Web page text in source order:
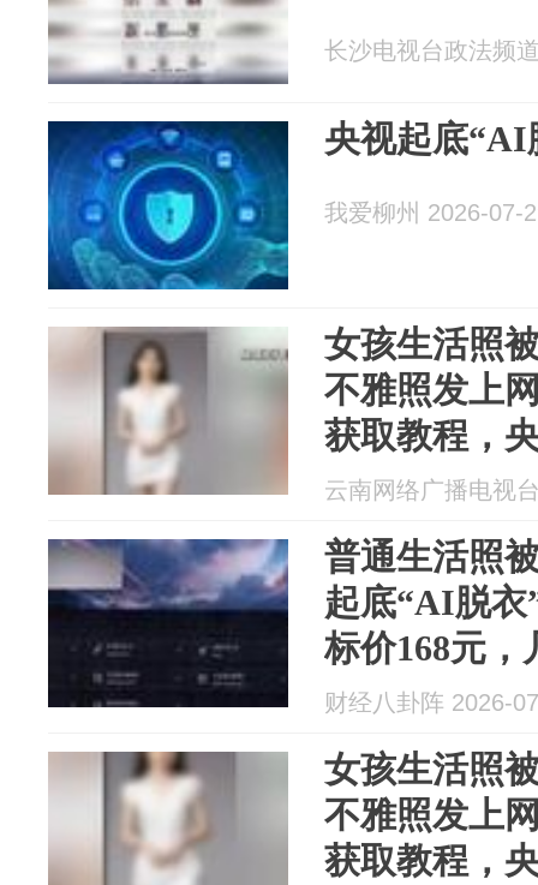
长沙电视台政法频
央视起底“AI
我爱柳州 2026-07-
女孩生活照
不雅照发上
获取教程，
色产业链
云南网络广播电视
普通生活照
起底“AI脱衣
标价168元，
费购买
财经八卦阵 2026-
女孩生活照
不雅照发上
获取教程，